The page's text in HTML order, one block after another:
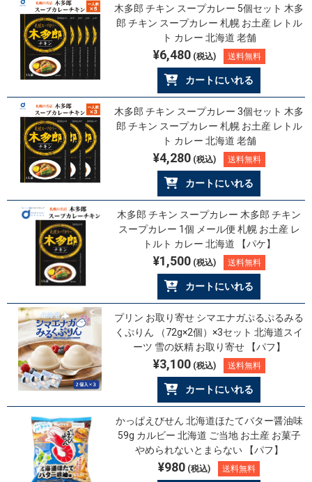
木多郎 チキン スープカレー 5個セット 木多
郎 チキン スープカレー 札幌 お土産 レトル
ト カレー 北海道 老舗
¥6,480(税込) 送料無料
カートにいれる
木多郎 チキン スープカレー 3個セット 木多
郎 チキン スープカレー 札幌 お土産 レトル
ト カレー 北海道 老舗
¥4,280(税込) 送料無料
カートにいれる
木多郎 チキン スープカレー 木多郎 チキン
スープカレー 1個 メール便 札幌 お土産 レ
トルト カレー 北海道 【パケ】
¥1,500(税込) 送料無料
カートにいれる
プリン お取り寄せ シマエナガぷるぷるみる
くぷりん （72g×2個）×3セット 北海道スイ
ーツ 雪の妖精 お取り寄せ 【パフ】
¥3,100(税込) 送料無料
カートにいれる
かっぱえびせん 北海道ほたてバター醤油味
59g カルビー 北海道 ご当地 お土産 お菓子
やめられないとまらない 【パフ】
¥980 (税込) 送料無料